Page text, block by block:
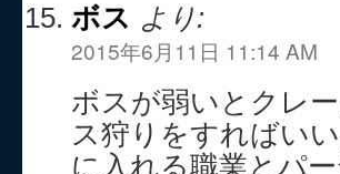
ボス より:
2015年6月11日 11:14 AM
ボスが弱いとクレ
ス狩りをすればい
に入れる職業とパ